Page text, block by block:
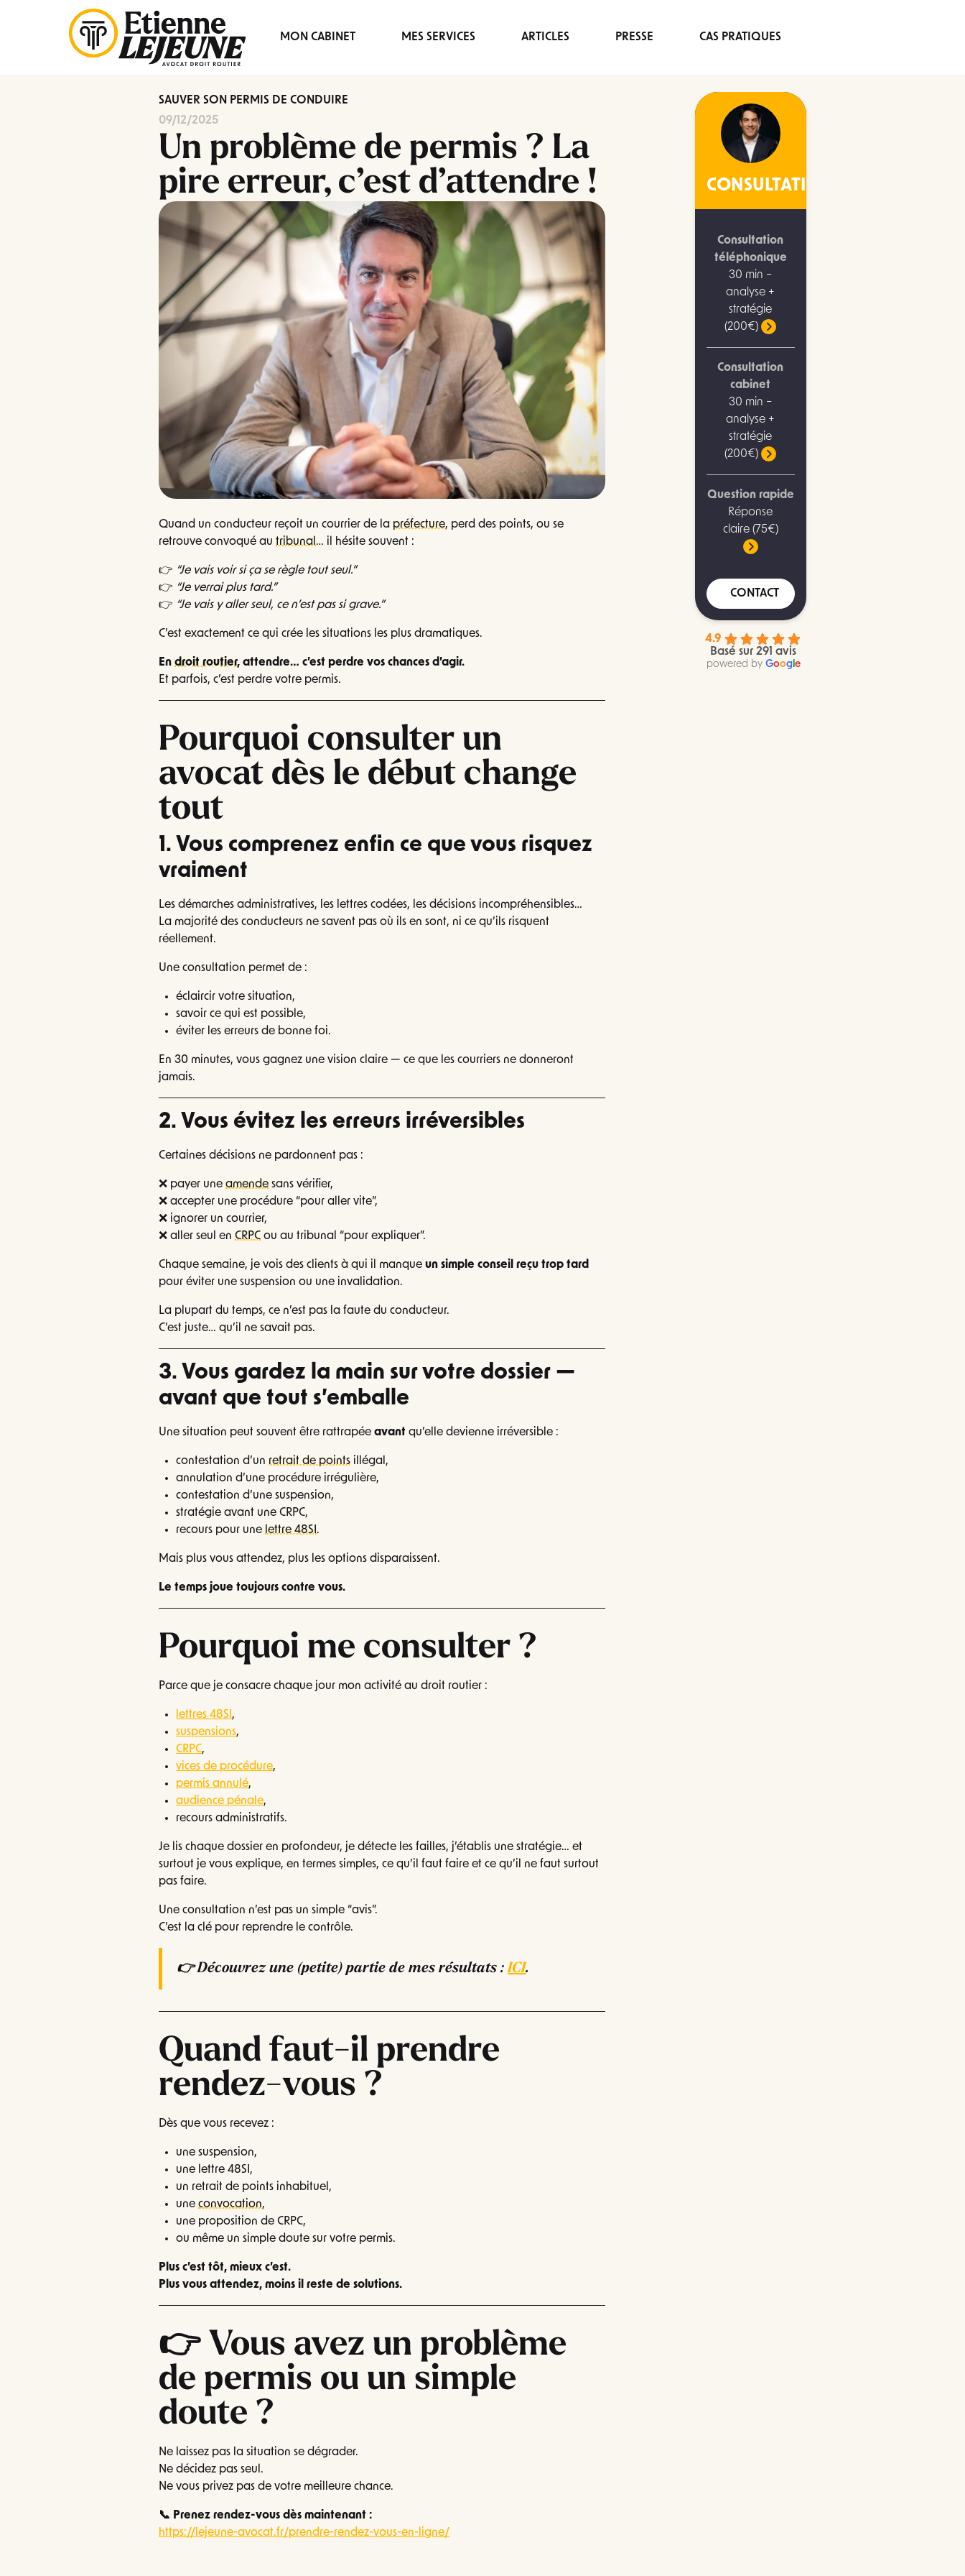
MON CABINET MES SERVICES ARTICLES PRESSE CAS PRATIQUES
SAUVER SON PERMIS DE CONDUIRE
09/12/2025
Un problème de permis ? La
pire erreur, c’est d’attendre !
Quand un conducteur reçoit un courrier de la préfecture, perd des points, ou se
retrouve convoqué autribunal… il hésite souvent :
👉 “Je vais voir si ça se règle tout seul.”
👉 “Je verrai plus tard.”
👉 “Je vais y aller seul, ce n’est pas si grave.”
C’est exactement ce qui crée les situations les plus dramatiques.
Endroit routier, attendre… c’est perdre vos chances d’agir.
Et parfois, c’est perdre votre permis.
Pourquoi consulter un
avocat dès le début change
tout
1. Vous comprenez enfin ce que vous risquez
vraiment
Les démarches administratives, les lettres codées, les décisions incompréhensibles…
La majorité des conducteurs ne savent pas où ils en sont, ni ce qu’ils risquent
réellement.
Une consultation permet de :
éclaircir votre situation,
savoir ce qui est possible,
éviter les erreurs de bonne foi.
En 30 minutes, vous gagnez une vision claire — ce que les courriers ne donneront
jamais.
2. Vous évitez les erreurs irréversibles
Certaines décisions ne pardonnent pas :
❌ payer uneamende sans vérifier,
❌ accepter une procédure “pour aller vite”,
❌ ignorer un courrier,
❌ aller seul enCRPC ou au tribunal “pour expliquer”.
Chaque semaine, je vois des clients à qui il manqueun simple conseil reçu trop tard
pour éviter une suspension ou une invalidation.
La plupart du temps, ce n’est pas la faute du conducteur.
C’est juste… qu’il ne savait pas.
3. Vous gardez la main sur votre dossier —
avant que tout s’emballe
Une situation peut souvent être rattrapéeavant qu’elle devienne irréversible :
contestation d’unretrait de points illégal,
annulation d’une procédure irrégulière,
contestation d’une suspension,
stratégie avant une CRPC,
recours pour unelettre 48SI.
Mais plus vous attendez, plus les options disparaissent.
Le temps joue toujours contre vous.
Pourquoi me consulter ?
Parce que je consacre chaque jour mon activité au droit routier :
lettres 48SI,
suspensions,
CRPC,
vices de procédure,
permis annulé,
audience pénale,
recours administratifs.
Je lis chaque dossier en profondeur, je détecte les failles, j’établis une stratégie… et
surtout je vous explique, en termes simples, ce qu’il faut faire et ce qu’il ne faut surtout
pas faire.
Une consultation n’est pas un simple “avis”.
C’est la clé pour reprendre le contrôle.
👉 Découvrez une (petite) partie de mes résultats :ICI.
Quand faut-il prendre
rendez-vous ?
Dès que vous recevez :
une suspension,
une lettre 48SI,
un retrait de points inhabituel,
uneconvocation,
une proposition de CRPC,
ou même un simple doute sur votre permis.
Plus c’est tôt, mieux c’est.
Plus vous attendez, moins il reste de solutions.
👉 Vous avez un problème
de permis ou un simple
doute ?
Ne laissez pas la situation se dégrader.
Ne décidez pas seul.
Ne vous privez pas de votre meilleure chance.
📞 Prenez rendez-vous dès maintenant :
https://lejeune-avocat.fr/prendre-rendez-vous-en-ligne/
CONSULTATION
Consultation
téléphonique
30 min –
analyse +
stratégie
(200€)
Consultation
cabinet
30 min –
analyse +
stratégie
(200€)
Question rapide
Réponse
claire (75€)
CONTACT
4.9
Basé sur 291 avis
powered by Google